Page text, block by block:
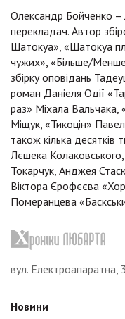
Олександр Бойченко –
перекладач. Автор
Шатокуа», «Шатокуа
чужих», «Більше/
збірку оповідань
роман Даніеля Одії
раз» Міхала Вальчака,
Міщук, «Тикоцін»
також кілька
Лєшека
Токарчук, Анджея
Віктора Єрофєєва
Померанцева
вул. Електроапаратна,
Новини